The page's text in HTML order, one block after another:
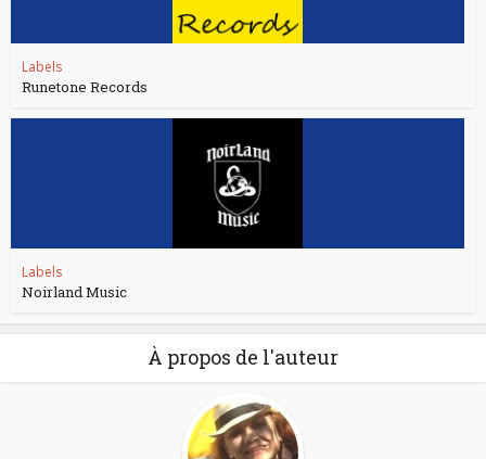
Labels
Runetone Records
Labels
Noirland Music
À propos de l'auteur